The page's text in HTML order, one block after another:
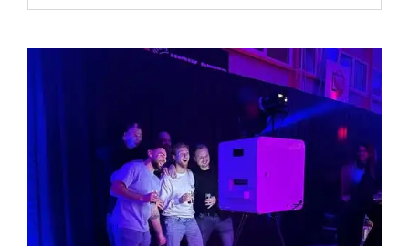
MAGIE
CADEAUBONNEN:
VOOR
ELKE
GELEGENHEID!